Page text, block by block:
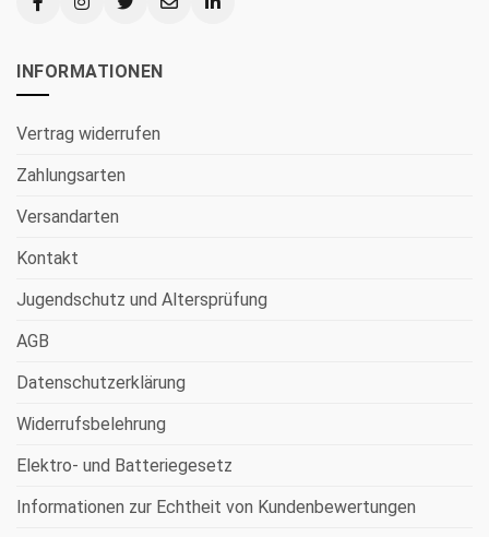
INFORMATIONEN
Vertrag widerrufen
Zahlungsarten
Versandarten
Kontakt
Jugendschutz und Altersprüfung
AGB
Datenschutzerklärung
Widerrufsbelehrung
Elektro- und Batteriegesetz
Informationen zur Echtheit von Kundenbewertungen